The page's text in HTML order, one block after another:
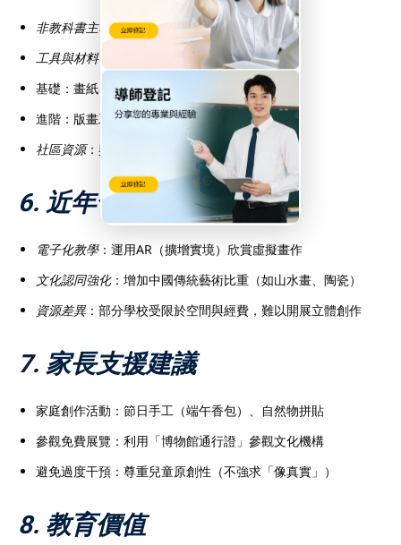
非教科書主導：多由教師設計單元教案
工具與材料：
基礎：畫紙、顏料、輕黏土
進階：版畫工具、數位繪圖板（部分學校）
社區資源：與「藝術推廣辦事處」合作工作坊
6. 近年發展與挑戰
電子化教學：運用AR（擴增實境）欣賞虛擬畫作
文化認同強化：增加中國傳統藝術比重（如山水畫、陶瓷）
資源差異 ：部分學校受限於空間與經費，難以開展立體創作
7. 家長支援建議
家庭創作活動：節日手工（端午香包）、自然物拼貼
參觀免費展覽：利用「博物館通行證」參觀文化機構
避免過度干預：尊重兒童原創性（不強求「像真實」）
8. 教育價值